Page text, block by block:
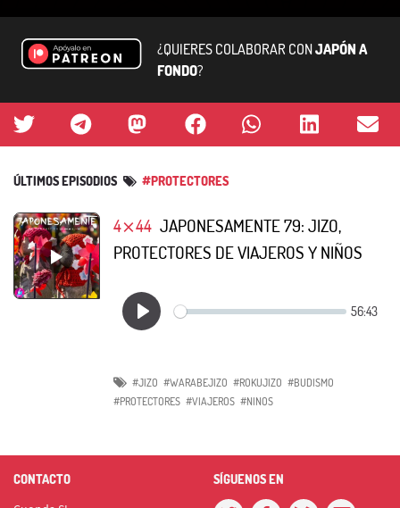
¿QUIERES COLABORAR CONJAPÓN A
FONDO?
ÚLTIMOS EPISODIOS #PROTECTORES
4⨯44 JAPONESAMENTE 79: JIZO,
PROTECTORES DE VIAJEROS Y NIÑOS
#JIZO #WARABEJIZO #ROKUJIZO #BUDISMO
#PROTECTORES #VIAJEROS #NINOS
CONTACTO SÍGUENOS EN